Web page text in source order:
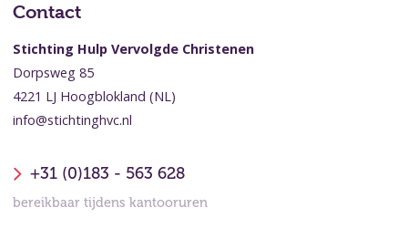
Contact
Stichting Hulp Vervolgde Christenen
Dorpsweg 85
4221 LJ Hoogblokland (NL)
info@stichtinghvc.nl
+31 (0)183 - 563 628
bereikbaar tijdens kantooruren